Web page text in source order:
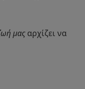
μας αρχίζει να